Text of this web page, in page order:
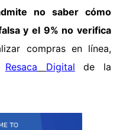
no saber cómo
y el 9% no verifica
compras en línea,
Resaca Digital de la